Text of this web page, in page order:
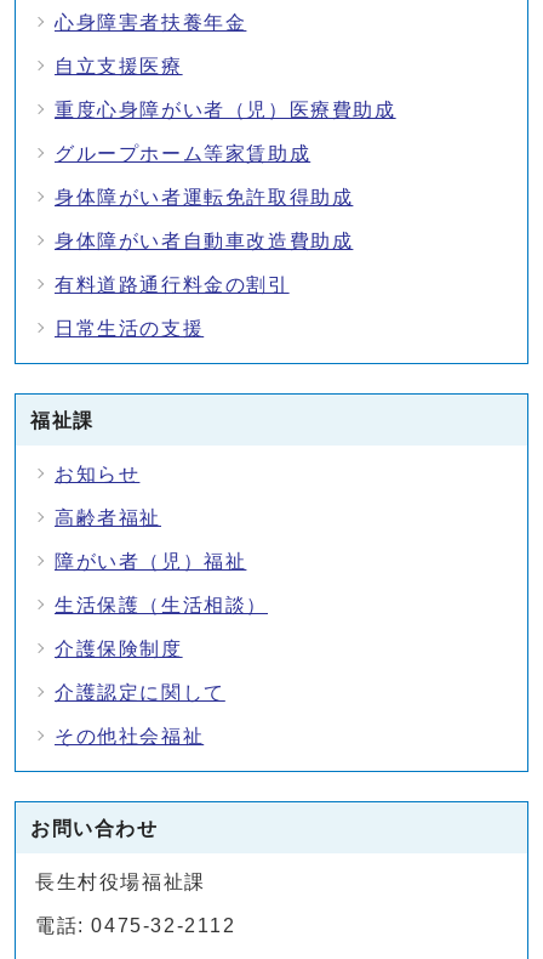
心身障害者扶養年金
自立支援医療
重度心身障がい者（児）医療費助成
グループホーム等家賃助成
身体障がい者運転免許取得助成
身体障がい者自動車改造費助成
有料道路通行料金の割引
日常生活の支援
福祉課
お知らせ
高齢者福祉
障がい者（児）福祉
生活保護（生活相談）
介護保険制度
介護認定に関して
その他社会福祉
お問い合わせ
長生村役場福祉課
電話: 0475-32-2112